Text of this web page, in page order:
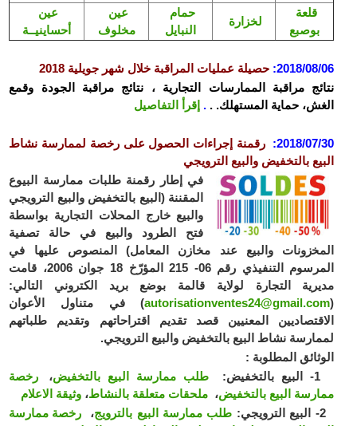
عين
أحساينيــة
عين
مخلوف
حمام
النبايل
لخزارة
قلعة
بوصبع
2018/08/06
: حصيلة عمليات المراقبة خلال شهر جويلية 2018
نتائج مراقبة الممارسات التجارية ، نتائج مراقبة الجودة وقمع
الغش، حماية المستهلك. . . إقرأ التفاصيل
2018/07/30
: رقمنة إجراءات الحصول على رخصة لممارسة نشاط
البيع بالتخفيض والبيع الترويجي
في إطار رقمنة طلبات ممارسة البيوع
المقننة (البيع بالتخفيض والبيع الترويجي
والبيع خارج المحلات التجارية بواسطة
فتح الطرود والبيع في حالة تصفية
اﻟﻤﺨزونات والبيع عند مخازن المعامل) المنصوص عليها في
المرسوم التنفيذي رقم 06- 215 المؤرّخ 18 جوان 2006، قامت
مديرية التجارة لولاية قالمة بوضع بريد الكتروني التالي:
(
autorisationventes24@gmail.com) في متناول الأعوان
الاقتصاديين المعنيين قصد تقديم اقتراحاتهم وتقديم طلباتهم
لممارسة نشاط البيع بالتخفيض والبيع الترويجي.
الوثائق المطلوبة :
1- البيع بالتخفيض:
طلب ممارسة البيع بالتخفيض، رخصة
ممارسة البيع بالتخفيض، ملحقات متعلقة بالنشاط، وثيقة الاعلام
2- البيع الترويجي:
طلب ممارسة البيع بالترويج، رخصة ممارسة